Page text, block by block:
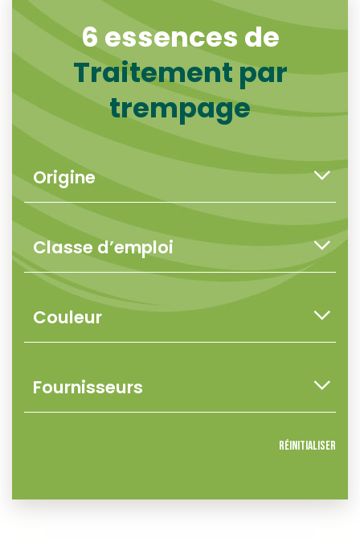
6 essences de
Traitement par
trempage
Réinitialiser